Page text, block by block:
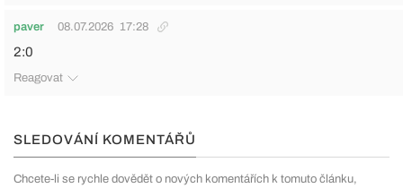
paver 08.07.2026 17:28
2:0
Reagovat
SLEDOVÁNÍ KOMENTÁŘŮ
Chcete-li se rychle dovědět o nových komentářích k tomuto článku,